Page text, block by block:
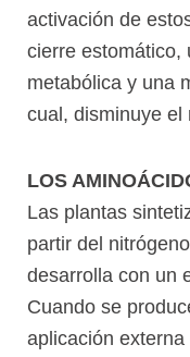
activación de
cierre estomático,
metabólica y una
cual, disminuye el
LOS
Las plantas
partir del
desarrolla con un
Cuando se
aplicación